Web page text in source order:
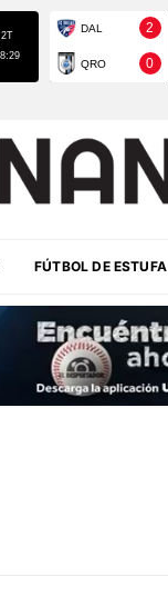
FÚTBOL DE ESTUFA